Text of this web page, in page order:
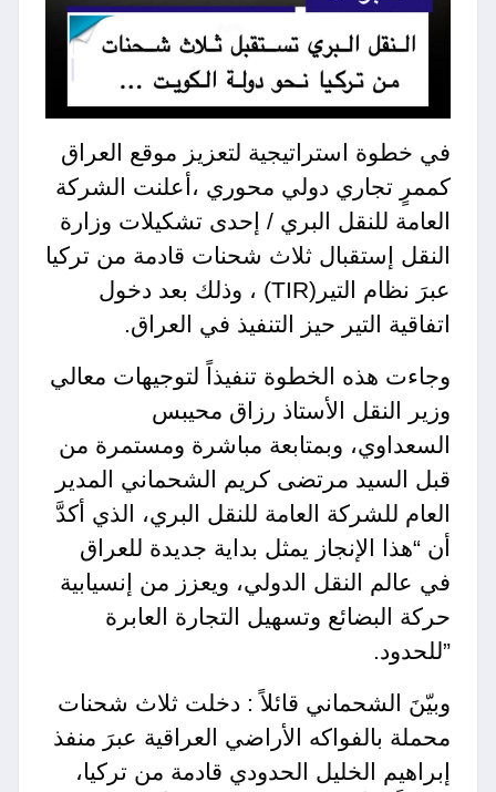
في خطوة استراتيجية لتعزيز موقع العراق
كممرٍ تجاري دولي محوري ،أعلنت الشركة
العامة للنقل البري / إحدى تشكيلات وزارة
النقل إستقبال ثلاث شحنات قادمة من تركيا
عبرَ نظام التير(TIR) ، وذلك بعد دخول
اتفاقية التير حيز التنفيذ في العراق.
وجاءت هذه الخطوة تنفيذاً لتوجيهات معالي
وزير النقل الأستاذ رزاق محيبس
السعداوي، وبمتابعة مباشرة ومستمرة من
قبل السيد مرتضى كريم الشحماني المدير
العام للشركة العامة للنقل البري، الذي أكدَّ
أن “هذا الإنجاز يمثل بداية جديدة للعراق
في عالم النقل الدولي، ويعزز من إنسيابية
حركة البضائع وتسهيل التجارة العابرة
للحدود.”
وبيّنَ الشحماني قائلاً : دخلت ثلاث شحنات
محملة بالفواكه الأراضي العراقية عبرَ منفذ
إبراهيم الخليل الحدودي قادمة من تركيا،